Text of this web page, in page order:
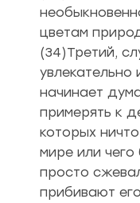
цветам
(34)Третий,
начинает
примерять к
которых
мире или
просто
прибивают